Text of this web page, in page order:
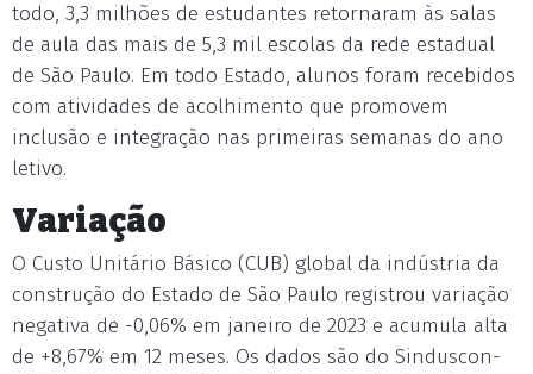
todo, 3,3 milhões de estudantes retornaram às salas
de aula das mais de 5,3 mil escolas da rede estadual
de São Paulo. Em todo Estado, alunos foram recebidos
com atividades de acolhimento que promovem
inclusão e integração nas primeiras semanas do ano
letivo.
Variação
O Custo Unitário Básico (CUB) global da indústria da
construção do Estado de São Paulo registrou variação
negativa de -0,06% em janeiro de 2023 e acumula alta
de +8,67% em 12 meses. Os dados são do Sinduscon-